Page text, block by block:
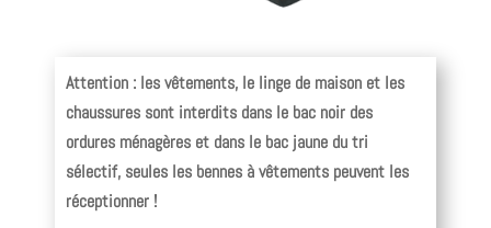
Attention : les vêtements, le linge de maison et les
chaussures sont interdits dans le bac noir des
ordures ménagères et dans le bac jaune du tri
sélectif, seules les bennes à vêtements peuvent les
réceptionner !